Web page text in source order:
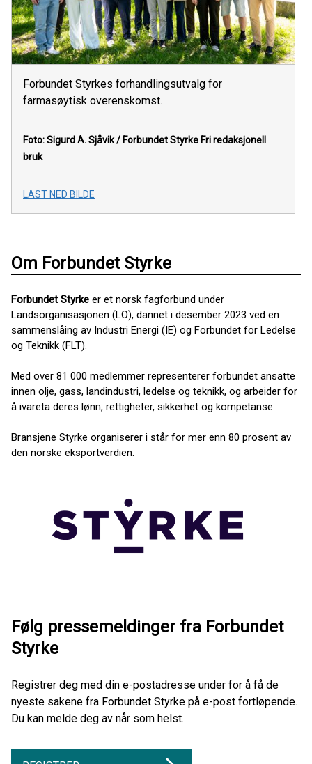
Forbundet Styrkes forhandlingsutvalg for
farmasøytisk overenskomst.
Foto: Sigurd A. Sjåvik / Forbundet Styrke Fri redaksjonell
bruk
LAST NED BILDE
Om Forbundet Styrke
Forbundet Styrke er et norsk fagforbund under
Landsorganisasjonen (LO), dannet i desember 2023 ved en
sammenslåing av Industri Energi (IE) og Forbundet for Ledelse
og Teknikk (FLT).
Med over 81 000 medlemmer representerer forbundet ansatte
innen olje, gass, landindustri, ledelse og teknikk, og arbeider for
å ivareta deres lønn, rettigheter, sikkerhet og kompetanse.
Bransjene Styrke organiserer i står for mer enn 80 prosent av
den norske eksportverdien.
Følg pressemeldinger fra Forbundet
Styrke
Registrer deg med din e-postadresse under for å få de
nyeste sakene fra Forbundet Styrke på e-post fortløpende.
Du kan melde deg av når som helst.